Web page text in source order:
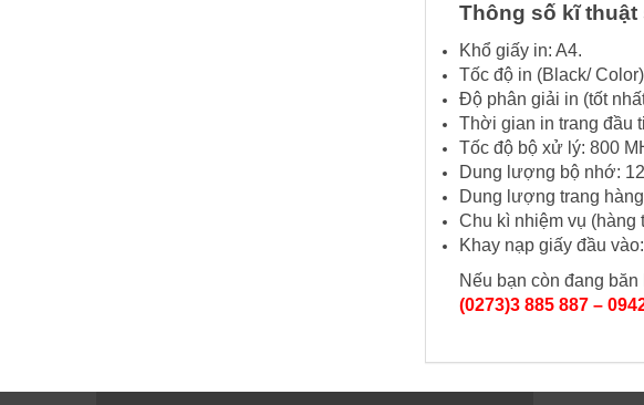
Thông số kĩ thuật
Khổ giấy in: A4.
Tốc độ in (Black/
Độ phân giải in (tốt
Thời gian in trang đầu
Tốc độ bộ xử lý: 800
Dung lượng bộ nhớ:
Dung lượng trang
Chu kì nhiệm vụ (hàng
Khay nạp giấy đầu
Nếu bạn còn đang
(0273)3 885 887 –